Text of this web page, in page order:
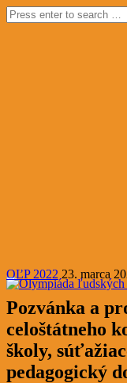
OĽP 2022 23. marca
Pozvánka a
celoštátneho
školy,
pedagogický